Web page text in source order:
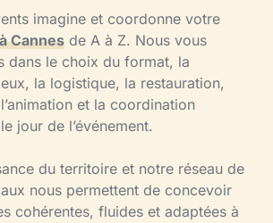
imagine et coordonne votre
Cannes de A à Z. Nous vous
dans le choix du format, la
la logistique, la restauration,
et la coordination
jour de l’événement.
du territoire et notre réseau de
nous permettent de concevoir
cohérentes, fluides et adaptées à